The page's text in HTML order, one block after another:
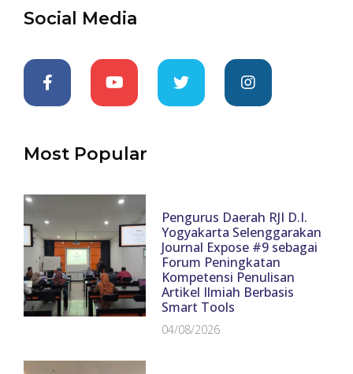
Social Media
Most Popular
Pengurus Daerah RJI D.I.
Yogyakarta Selenggarakan
Journal Expose #9 sebagai
Forum Peningkatan
Kompetensi Penulisan
Artikel Ilmiah Berbasis
Smart Tools
04/08/2026